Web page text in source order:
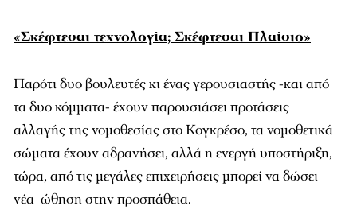
«Σκέφτεσαι τεχνολογία; Σκέφτεσαι Πλαίσιο»
Παρότι δυο βουλευτές κι ένας γερουσιαστής -και από
τα δυο κόμματα- έχουν παρουσιάσει προτάσεις
αλλαγής της νομοθεσίας στο Κογκρέσο, τα νομοθετικά
σώματα έχουν αδρανήσει, αλλά η ενεργή υποστήριξη,
τώρα, από τις μεγάλες επιχειρήσεις μπορεί να δώσει
νέα ώθηση στην προσπάθεια.